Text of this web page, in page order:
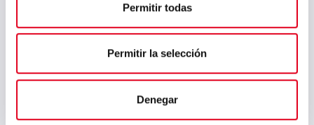
Permitir todas
Permitir la selección
Denegar
agosto 2024
marzo 2024